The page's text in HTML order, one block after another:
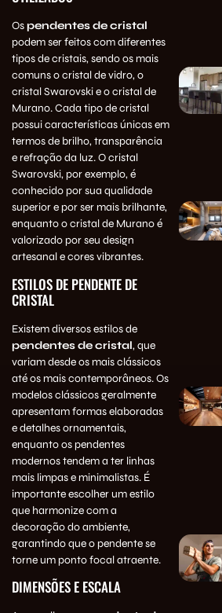
Ospendentes de cristal
podem ser feitos com diferentes
tipos de cristais, sendo os mais
comuns o cristal de vidro, o
cristal Swarovski e o cristal de
Murano. Cada tipo de cristal
possui características únicas em
termos de brilho, transparência
e refração da luz. O cristal
Swarovski, por exemplo, é
conhecido por sua qualidade
superior e por ser mais brilhante,
enquanto o cristal de Murano é
valorizado por seu design
artesanal e cores vibrantes.
ESTILOS DE PENDENTE DE
CRISTAL
Existem diversos estilos de
pendentes de cristal, que
variam desde os mais clássicos
até os mais contemporâneos. Os
modelos clássicos geralmente
apresentam formas elaboradas
e detalhes ornamentais,
enquanto os pendentes
modernos tendem a ter linhas
mais limpas e minimalistas. É
importante escolher um estilo
que harmonize com a
decoração do ambiente,
garantindo que o pendente se
torne um ponto focal atraente.
DIMENSÕES E ESCALA